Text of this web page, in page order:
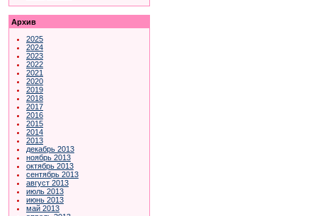
Архив
2025
2024
2023
2022
2021
2020
2019
2018
2017
2016
2015
2014
2013
декабрь 2013
ноябрь 2013
октябрь 2013
сентябрь 2013
август 2013
июль 2013
июнь 2013
май 2013